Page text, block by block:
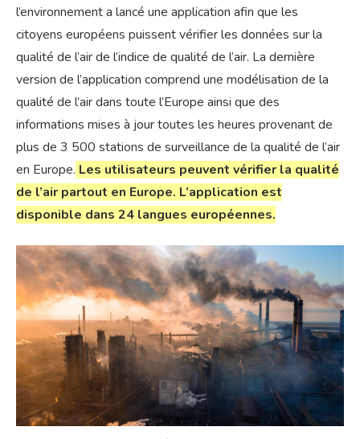
l’environnement a lancé une application afin que les
citoyens européens puissent vérifier les données sur la
qualité de l’air de l’indice de qualité de l’air. La dernière
version de l’application comprend une modélisation de la
qualité de l’air dans toute l’Europe ainsi que des
informations mises à jour toutes les heures provenant de
plus de 3 500 stations de surveillance de la qualité de l’air
en Europe. Les utilisateurs peuvent vérifier la qualité
de l’air partout en Europe. L’application est
disponible dans 24 langues européennes.